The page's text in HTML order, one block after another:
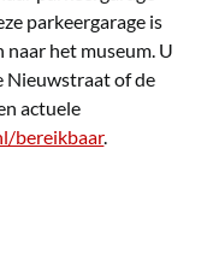
parkeergarage is
het museum. U
Nieuwstraat of de
actuele
bereikbaar.